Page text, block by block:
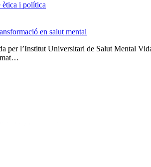
ètica i política
en salut mental
per l’Institut Universitari de Salut Mental